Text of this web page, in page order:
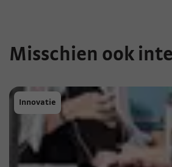
Misschien ook
Innovatie